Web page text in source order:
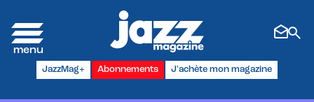
JazzMag+ Abonnements J'achète mon magazine